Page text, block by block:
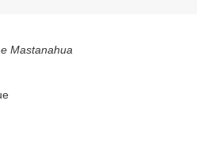
Mastanahua